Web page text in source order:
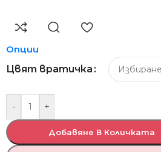
Опции
Цвят вратичка
- +
Добавяне В Количката